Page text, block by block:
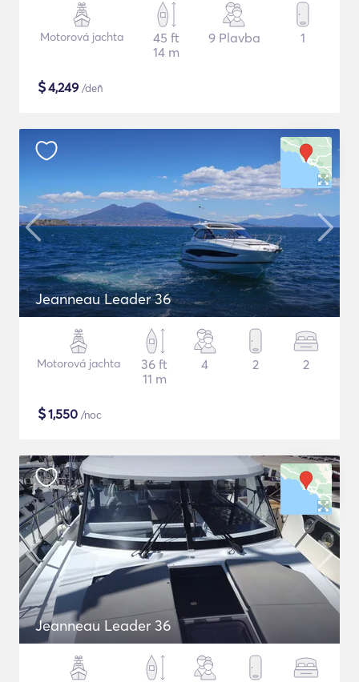
Motorová jachta
45 ft
14 m
9 Plavba 1
$4,249 /deň
Jeanneau Leader 36
Motorová jachta
36 ft
11 m
4 2 2
$1,550 /noc
Jeanneau Leader 36